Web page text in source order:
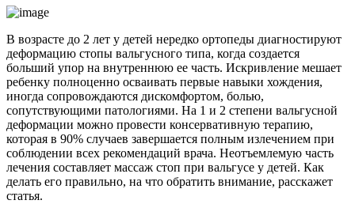
В возрасте до 2 лет у детей нередко ортопеды диагностируют
деформацию стопы вальгусного типа, когда создается
больший упор на внутреннюю ее часть. Искривление мешает
ребенку полноценно осваивать первые навыки хождения,
иногда сопровождаются дискомфортом, болью,
сопутствующими патологиями. На 1 и 2 степени вальгусной
деформации можно провести консервативную терапию,
которая в 90% случаев завершается полным излечением при
соблюдении всех рекомендаций врача. Неотъемлемую часть
лечения составляет массаж стоп при вальгусе у детей. Как
делать его правильно, на что обратить внимание, расскажет
статья.